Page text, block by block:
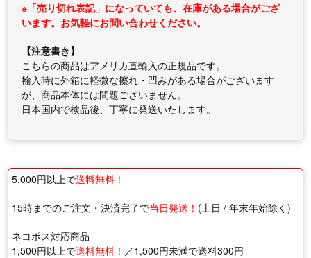
※「売り切れ表記」になっていても、在庫がある場合がござ
います。お気軽にお問い合わせください。
【注意書き】
こちらの商品はアメリカ直輸入の正規品です。
輸入時に外箱に軽微な擦れ・凹みがある場合がございます
が、商品本体には問題ございません。
日本国内で検品後、丁寧に発送いたします。
5,000円以上で送料無料！
15時までのご注文・決済完了で当日発送！ (土日 / 年末年始除く)
ネコポス対応商品
1,500円以上で送料無料！ ／1,500円未満で送料300円